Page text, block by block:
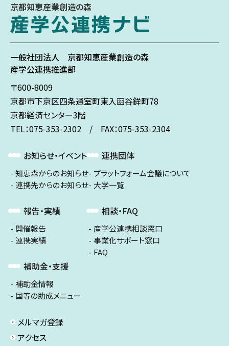
京都知恵産業創造の森
一般社団法人 京都知恵産業創造の森
産学公連携推進部
〒600-8009
京都市下京区四条通室町東入函谷鉾町78
京都経済センター3階
TEL：075-353-2302 / FAX：075-353-2304
お知らせ・イベント
知恵森からのお知らせ
連携先からのお知らせ
報告・実績
開催報告
連携実績
補助金・支援
補助金情報
国等の助成メニュー
連携団体
プラットフォーム会議について
大学一覧
相談・FAQ
産学公連携相談窓口
事業化サポート窓口
FAQ
メルマガ登録
アクセス